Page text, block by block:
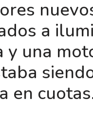
a
y una
en